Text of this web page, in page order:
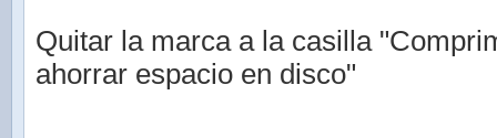
Quitar la marca a la casilla
ahorrar espacio en disco"